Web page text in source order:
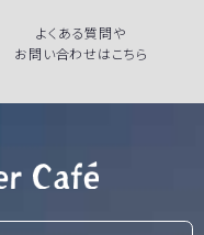
よくある質問や
お問い合わせはこちら